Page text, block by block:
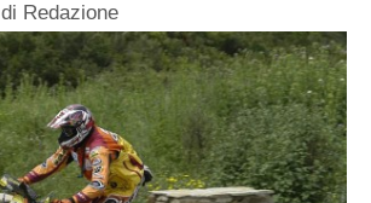
di Redazione